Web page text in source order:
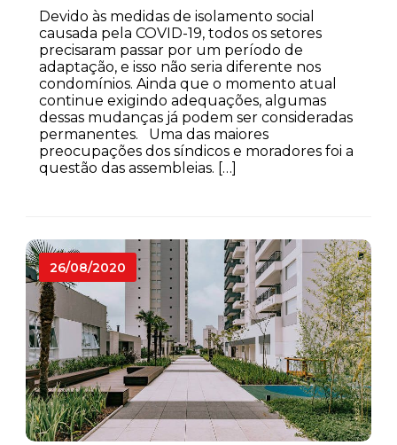
Devido às medidas de isolamento social
causada pela COVID-19, todos os setores
precisaram passar por um período de
adaptação, e isso não seria diferente nos
condomínios. Ainda que o momento atual
continue exigindo adequações, algumas
dessas mudanças já podem ser consideradas
permanentes. Uma das maiores
preocupações dos síndicos e moradores foi a
questão das assembleias. […]
26/08/2020